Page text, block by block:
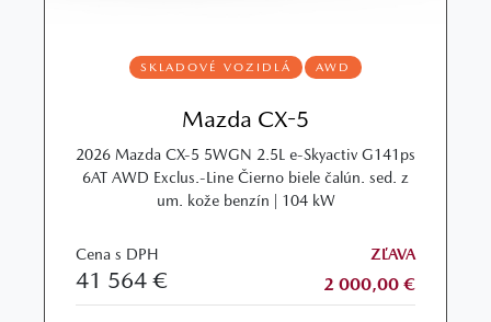
SKLADOVÉ VOZIDLÁ AWD
Mazda CX-5
2026 Mazda CX‑5 5WGN 2.5L e‑Skyactiv G141ps
6AT AWD Exclus.‑Line Čierno biele čalún. sed. z
um. kože benzín | 104 kW
Cena s DPH
41 564 €
ZĽAVA
2 000,00 €